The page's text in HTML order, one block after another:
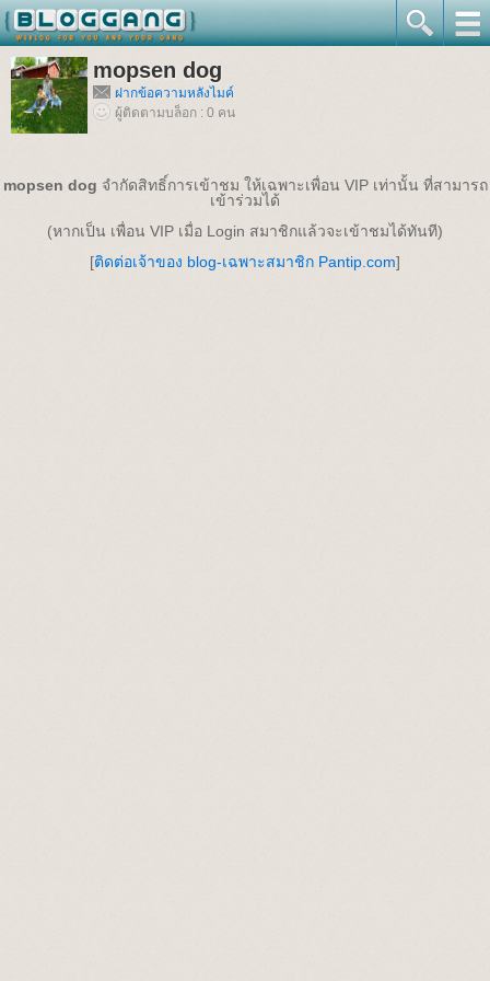
mopsen dog
ฝากข้อความหลังไมค์
ผู้ติดตามบล็อก : 0 คน
mopsen dog จำกัดสิทธิ์การเข้าชม ให้เฉพาะเพื่อน VIP เท่านั้น ที่สามารถ
เข้าร่วมได้
(หากเป็น เพื่อน VIP เมื่อ Login สมาชิกแล้วจะเข้าชมได้ทันที)
[ติดต่อเจ้าของ blog-เฉพาะสมาชิก Pantip.com]